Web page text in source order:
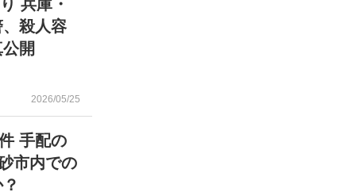
兵庫・
殺人容
開
2026/05/25
手配の
市内での